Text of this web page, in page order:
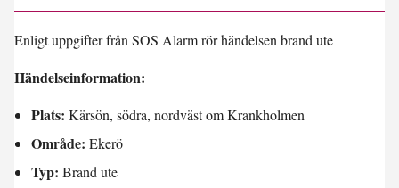
Enligt uppgifter från SOS Alarm rör händelsen brand ute
Händelseinformation:
Plats: Kärsön, södra, nordväst om Krankholmen
Område: Ekerö
Typ: Brand ute